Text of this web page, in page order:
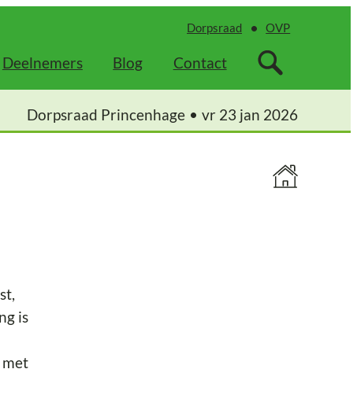
Dorpsraad OVP
Deelnemers Blog Contact
Dorpsraad Princenhage vr 23 jan 2026
is